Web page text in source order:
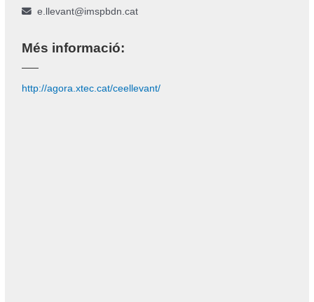
e.llevant@imspbdn.cat
Més informació:
http://agora.xtec.cat/ceellevant/